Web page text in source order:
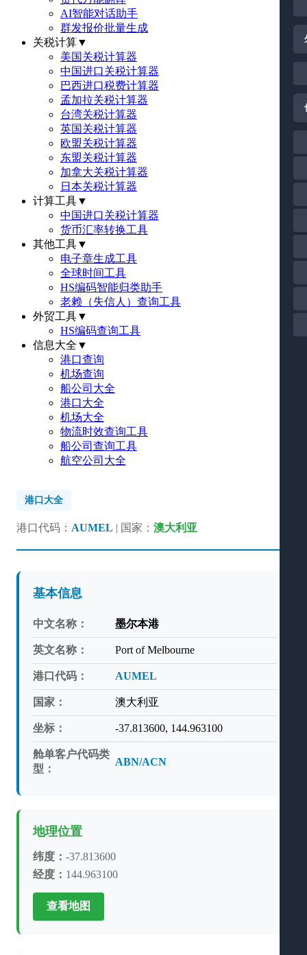
AI智能对话助手
群发报价批量生成
关税计算▼
美国关税计算器
中国进口关税计算器
巴西进口税费计算器
孟加拉关税计算器
台湾关税计算器
英国关税计算器
欧盟关税计算器
东盟关税计算器
加拿大关税计算器
日本关税计算器
计算工具▼
中国进口关税计算器
货币汇率转换工具
其他工具▼
电子章生成工具
全球时间工具
HS编码智能归类助手
老赖（失信人）查询工具
外贸工具▼
HS编码查询工具
信息大全 ▼
港口查询
机场查询
船公司大全
港口大全
机场大全
物流时效查询工具
船公司查询工具
航空公司大全
港口大全
港口代码： AUMEL | 国家： 澳大利亚
基本信息
中文名称： 墨尔本港
英文名称： Port of Melbourne
港口代码： AUMEL
国家： 澳大利亚
坐标： -37.813600, 144.963100
舱单客户代码类
型：
ABN/ACN
地理位置
纬度： -37.813600
经度： 144.963100
查看地图